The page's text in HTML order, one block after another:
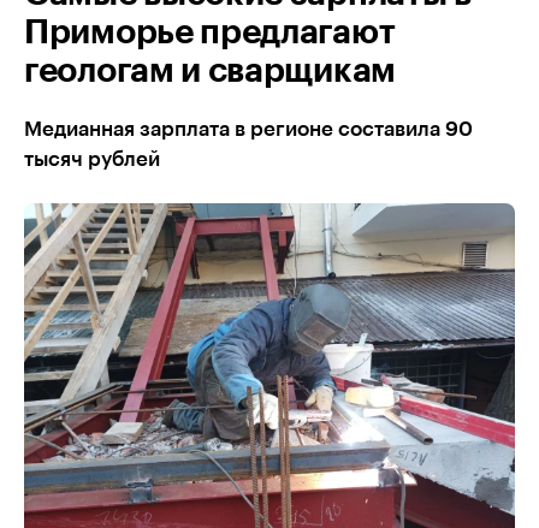
Приморье предлагают
геологам и сварщикам
Медианная зарплата в регионе составила 90
тысяч рублей